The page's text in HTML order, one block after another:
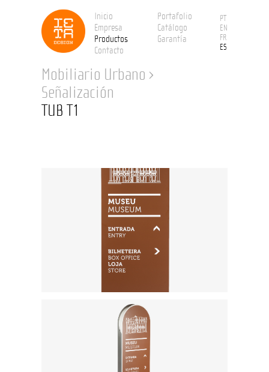
Inicio
Portafolio
Empresa
Catálogo
Productos
Garantía
Contacto
Mobiliario Urbano ›
Señalización
TUB T1
PT
EN
FR
ES